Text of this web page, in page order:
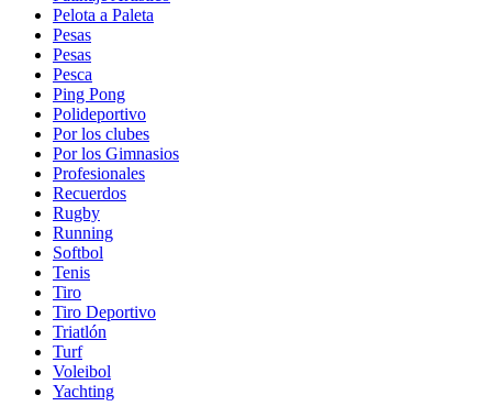
Pelota a Paleta
Pesas
Pesas
Pesca
Ping Pong
Polideportivo
Por los clubes
Por los Gimnasios
Profesionales
Recuerdos
Rugby
Running
Softbol
Tenis
Tiro
Tiro Deportivo
Triatlón
Turf
Voleibol
Yachting